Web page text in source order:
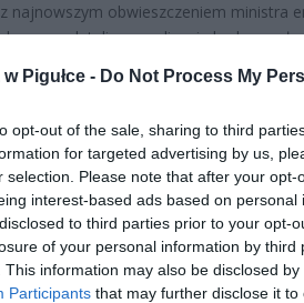
Pigułce - Do Not Process My
opt-out of the sale, sharing to third
for targeted advertising by us,
selection. Please note that after your
interest-based ads based on
to third parties prior to your opt-
of your personal information by third
This information may also be disclosed
Participants that may further disclose it to
najnowszym obwieszczeniem ministra
ceny detaliczne paliw nie będą
ad